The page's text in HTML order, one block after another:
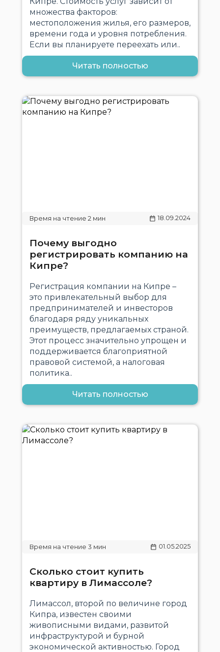
множества факторов:
местоположения жилья, его размеров,
времени года и уровня потребления.
Если вы планируете переехать или..
Читать полностью
18.09.2024
Почему выгодно
регистрировать компанию на
Кипре?
Регистрация компании на Кипре –
это привлекательный выбор для
предпринимателей и инвесторов
благодаря ряду уникальных
преимуществ, предлагаемых страной.
Этот процесс значительно упрощен и
поддерживается благоприятной
правовой системой, а налоговая
политика..
Читать полностью
01.05.2025
Сколько стоит купить
квартиру в Лимассоле?
Лимассол, второй по величине город
Кипра, известен своими
живописными видами, развитой
инфраструктурой и бурной
экономической активностью. Город